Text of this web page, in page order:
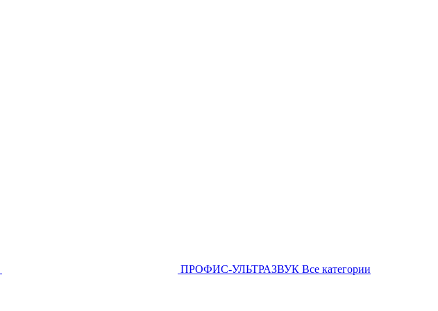
ПРОФИС-УЛЬТРАЗВУК Все категории